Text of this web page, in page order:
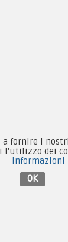
a fornire i
dei
Informazioni
OK